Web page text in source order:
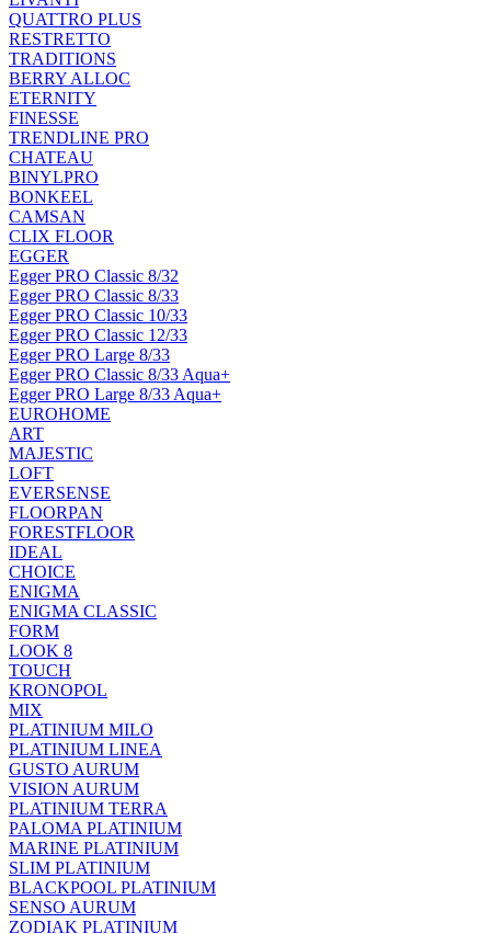
QUATTRO PLUS
RESTRETTO
TRADITIONS
BERRY ALLOC
ETERNITY
FINESSE
TRENDLINE PRO
CHATEAU
BINYLPRO
BONKEEL
CAMSAN
CLIX FLOOR
EGGER
Egger PRO Classic 8/32
Egger PRO Classic 8/33
Egger PRO Classic 10/33
Egger PRO Classic 12/33
Egger PRO Large 8/33
Egger PRO Classic 8/33 Aqua+
Egger PRO Large 8/33 Aqua+
EUROHOME
ART
MAJESTIC
LOFT
EVERSENSE
FLOORPAN
FORESTFLOOR
IDEAL
CHOICE
ENIGMA
ENIGMA CLASSIC
FORM
LOOK 8
TOUCH
KRONOPOL
MIX
PLATINIUM MILO
PLATINIUM LINEA
GUSTO AURUM
VISION AURUM
PLATINIUM TERRA
PALOMA PLATINIUM
MARINE PLATINIUM
SLIM PLATINIUM
BLACKPOOL PLATINIUM
SENSO AURUM
ZODIAK PLATINIUM